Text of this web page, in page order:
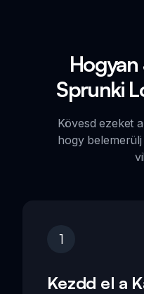
Hogyan
Sprunki
Kövesd ezeket
hogy
1
Kezdd el a